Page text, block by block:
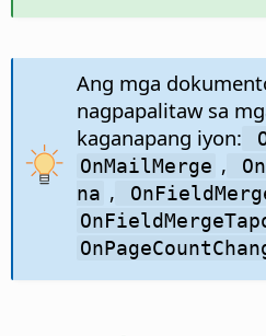
Ang mga
nagpapalitaw sa
kaganapang iyon:
OnMailMerge ,
na ,